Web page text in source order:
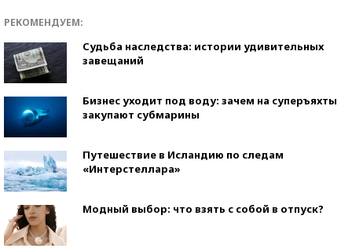
РЕКОМЕНДУЕМ:
Судьба наследства: истории удивительных
завещаний
Бизнес уходит под воду: зачем на суперъяхты
закупают субмарины
Путешествие в Исландию по следам
«Интерстеллара»
Модный выбор: что взять с собой в отпуск?